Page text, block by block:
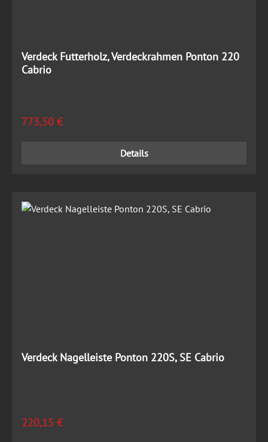
Verdeck Futterholz, Verdeckrahmen Ponton 220
Cabrio
Regulärer Preis:
773,50 €
Details
Verdeck Nagelleiste Ponton 220S, SE Cabrio
Regulärer Preis:
220,15 €